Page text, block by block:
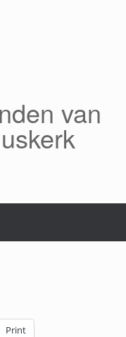
van
Print